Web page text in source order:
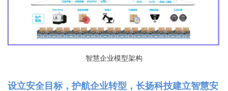
智慧企业模型架构
设立安全目标，护航企业转型，长扬科技建立智慧安